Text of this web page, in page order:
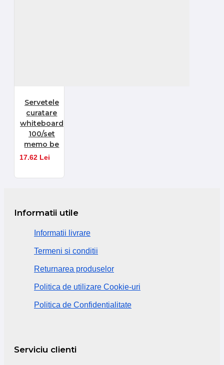
Servetele
curatare
whiteboard
100/set
memo be
17.62 Lei
Informatii utile
Informatii livrare
Termeni si conditii
Returnarea produselor
Politica de utilizare Cookie-uri
Politica de Confidentialitate
Serviciu clienti